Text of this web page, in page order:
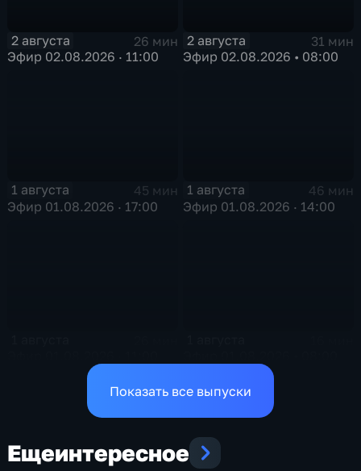
2 августа
26 мин
Эфир 02.08.2026 · 11:00
2 августа
31 мин
Эфир 02.08.2026 • 08:00
1 августа
45 мин
Эфир 01.08.2026 · 17:00
1 августа
46 мин
Эфир 01.08.2026 · 14:00
Показать все выпуски
Ещеинтересное